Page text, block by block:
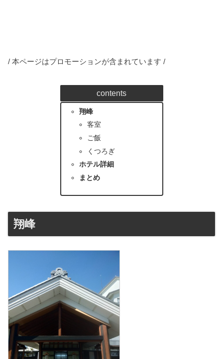
/ 本ページはプロモーションが含まれています /
contents
翔峰
客室
ご飯
くつろぎ
ホテル詳細
まとめ
翔峰